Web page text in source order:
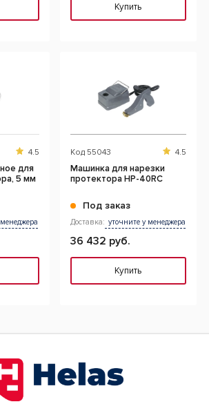
Купить
4.5
для
5 мм
Код 55043 4.5
Машинка для нарезки
протектора HP-40RC
Под заказ
Доставка: уточните у менеджера
36 432 руб.
Купить